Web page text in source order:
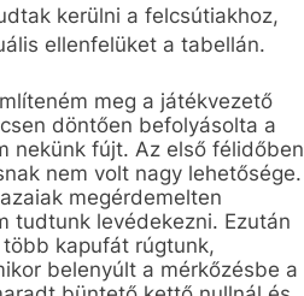
kerülni a felcsútiakhoz,
ellenfelüket a tabellán.
meg a játékvezető
döntően befolyásolta a
nekünk fújt. Az első félidőben
nem volt nagy lehetősége.
megérdemelten
tudtunk levédekezni. Ezután
kapufát rúgtunk,
belenyúlt a mérkőzésbe a